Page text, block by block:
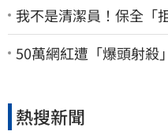
我不是清潔員！保全
法院討公道結果出爐
50萬網紅遭「爆頭射殺
熱搜新聞